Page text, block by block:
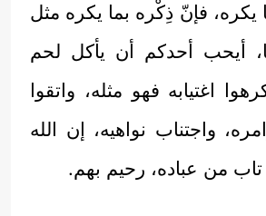
يكره، فإنّ ذِكْره بما يكره مثل
أيحب أحدكم أن يأكل لحم
اغتيابه فهو مثله، واتقوا
واجتناب نواهيه، إن الله
من عباده، رحيم بهم.